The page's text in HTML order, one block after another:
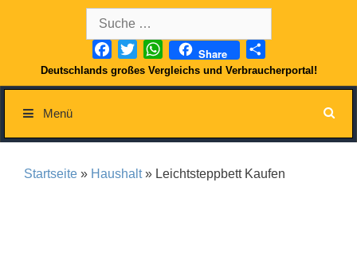
nach:
Facebook
TwitterWhatsApp
Share
Deutschlands großes Vergleichs und Verbraucherportal!
Menü
Startseite » Haushalt» Leichtsteppbett Kaufen